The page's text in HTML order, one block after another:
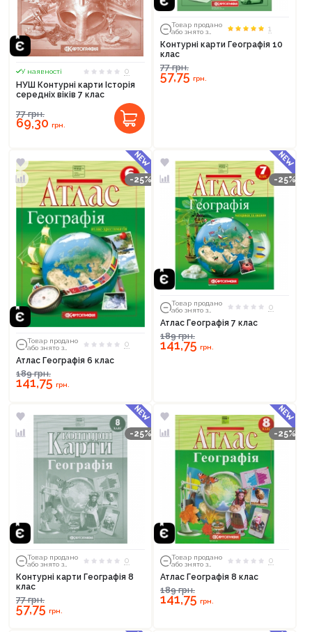
У наявності
0
НУШ Контурні карти Історія
середніх віків 7 клас
77грн.
69,30 грн.
Товар продано
або знято з
1
Контурні карти Географія 10
клас
77грн.
57,75 грн.
-25%
Товар продано
або знято з
0
Атлас Географія 6 клас
189грн.
141,75 грн.
-25%
Товар продано
або знято з
0
Атлас Географія 7 клас
189грн.
141,75 грн.
-25%
Товар продано
або знято з
0
Контурні карти Географія 8
клас
77грн.
57,75 грн.
-25%
Товар продано
або знято з
0
Атлас Географія 8 клас
189грн.
141,75 грн.